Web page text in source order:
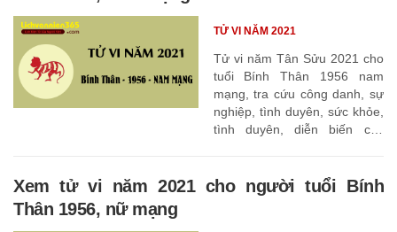
Tử vi năm Tân Sửu 2021 cho
tuổi Bính Thân 1956 nam
mạng, tra cứu công danh, sự
nghiệp, tình duyên, sức khỏe,
tình duyên, diễn biến các
TỬ VI NĂM 2021
Xem tử vi năm 2021 cho người tuổi Bính
Thân 1956, nữ mạng